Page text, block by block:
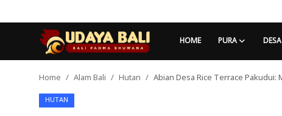
HOME PURA
Home Alam Bali Hutan Abian Desa Rice Terrace
HUTAN